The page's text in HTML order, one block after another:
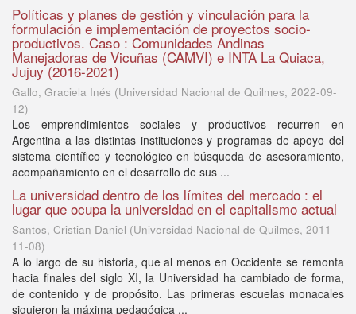
Políticas y planes de gestión y vinculación para la
formulación e implementación de proyectos socio-
productivos. Caso : Comunidades Andinas
Manejadoras de Vicuñas (CAMVI) e INTA La Quiaca,
Jujuy (2016-2021)
Gallo, Graciela Inés (Universidad Nacional de Quilmes, 2022-09-
12)
Los emprendimientos sociales y productivos recurren en
Argentina a las distintas instituciones y programas de apoyo del
sistema científico y tecnológico en búsqueda de asesoramiento,
acompañamiento en el desarrollo de sus ...
La universidad dentro de los límites del mercado : el
lugar que ocupa la universidad en el capitalismo actual
Santos, Cristian Daniel (Universidad Nacional de Quilmes, 2011-
11-08)
A lo largo de su historia, que al menos en Occidente se remonta
hacia finales del siglo XI, la Universidad ha cambiado de forma,
de contenido y de propósito. Las primeras escuelas monacales
siguieron la máxima pedagógica ...